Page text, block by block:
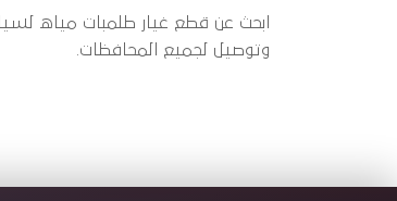
وتوصيل لجميع المحافظات.